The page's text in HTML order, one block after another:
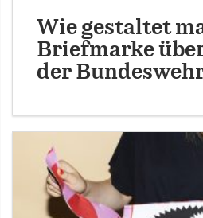
Wie gestaltet
Briefmarke
der